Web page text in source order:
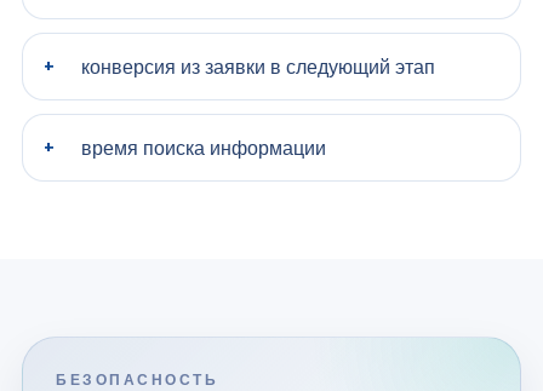
конверсия из заявки в следующий этап
время поиска информации
БЕЗОПАСНОСТЬ